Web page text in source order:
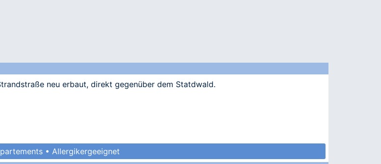
neu erbaut, direkt gegenüber dem Statdwald.
• Allergikergeeignet